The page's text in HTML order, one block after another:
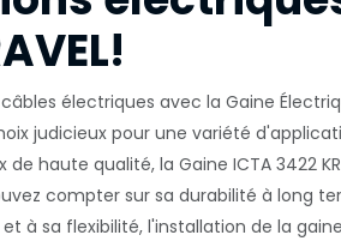
électriques avec la Gaine
judicieux pour une variété
de haute qualité, la Gaine ICTA 3422
compter sur sa durabilité à long
à sa flexibilité, l'installation de la